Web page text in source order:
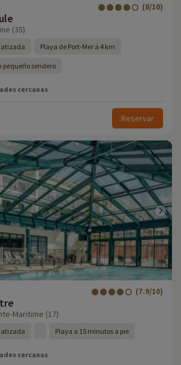
(8/10)
(35)
Playa de Port-Mer a 4 km
pequeño sendero
cercanas
Reservar
(7.9/10)
Maritime (17)
Playa a 15 minutos a pie
cercanas